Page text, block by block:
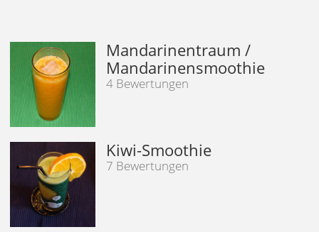
Mandarinentraum /
Mandarinensmoothie
4 Bewertungen
Kiwi-Smoothie
7 Bewertungen